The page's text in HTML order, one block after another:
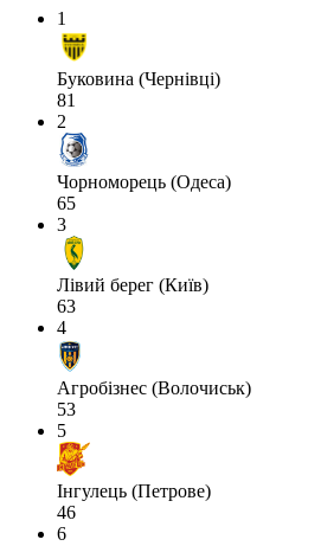
1
Буковина (Чернівці)
81
2
Чорноморець (Одеса)
65
3
Лівий берег (Київ)
63
4
Агробізнес (Волочиськ)
53
5
Інгулець (Петрове)
46
6